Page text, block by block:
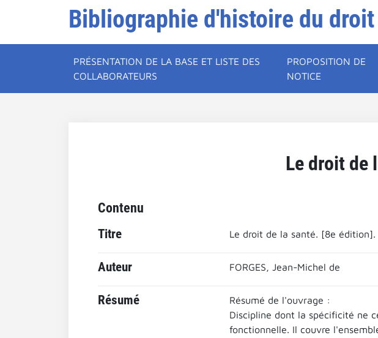
Bibliographie d'histoire du
PRÉSENTATION DE LA BASE ET LISTE DES
COLLABORATEURS
PROPOSITION DE
NOTICE
Le droit de
Contenu
Titre Le droit de la santé. [8e édition].
Auteur FORGES, Jean-Michel de
Résumé
Résumé de l'ouvrage :
Discipline dont la spécificité ne
fonctionnelle. Il couvre